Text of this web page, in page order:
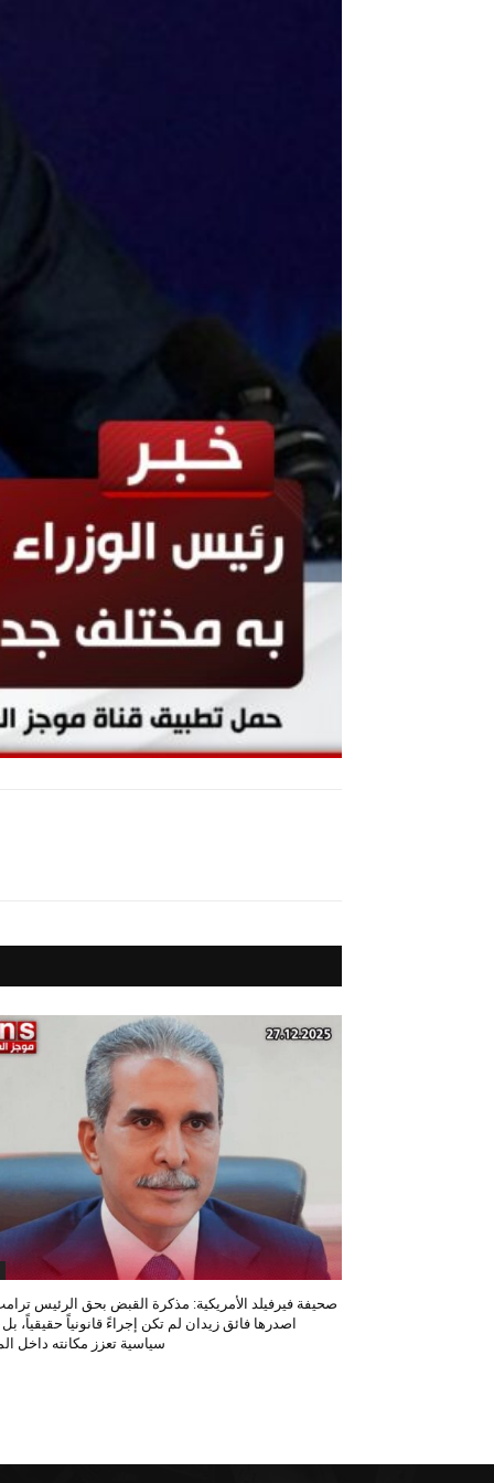
صحيفة فيرفيلد الأمريكية: مذكرة القبض بحق الرئيس
اصدرها فائق زيدان لم تكن إجراءً قانونياً حقيقياً،
سياسية تعزز مكانته داخل